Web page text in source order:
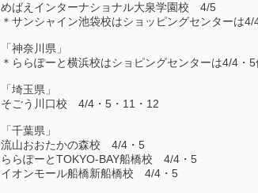
めばえインターナショナル大泉学園校 4/5
＊サンシャイン池袋校はショッピングセンターは
「神奈川県」
＊ららぽーと横浜校はショピングセンターは4/4・
「埼玉県」
そごう川口校 4/4・5・11・12
「千葉県」
流山おおたかの森校 4/4・5
ららぽーとTOKYO-BAY船橋校 4/4・5
イオンモール船橋新船橋校 4/4・5